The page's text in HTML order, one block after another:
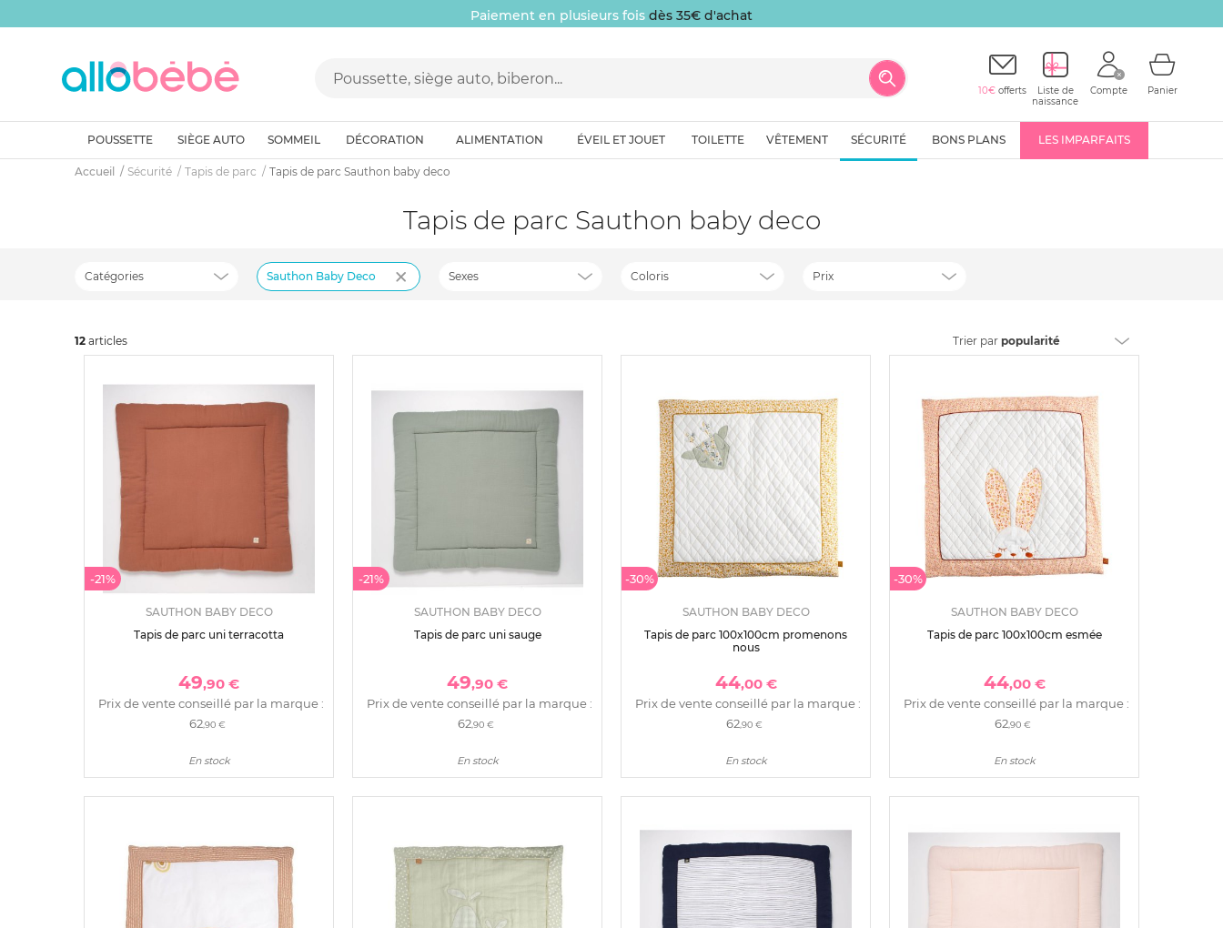
Paiement en plusieurs fois dès 35€ d'achat
10€ offerts
Liste de
naissance
Compte Panier
POUSSETTE SIÈGE AUTO SOMMEIL DÉCORATION ALIMENTATION ÉVEIL ET JOUET TOILETTE VÊTEMENT SÉCURITÉ BONS PLANS LES IMPARFAITS
Accueil Sécurité Tapis de parc Tapis de parc Sauthon baby deco
Tapis de parc Sauthon baby deco
Catégories Sauthon Baby Deco Sexes Coloris Prix
12 articles Trier par popularité
-21%
SAUTHON BABY DECO
Tapis de parc uni terracotta
49,90 €
Prix de vente conseillé par la marque :
62,90 €
En stock
-21%
SAUTHON BABY DECO
Tapis de parc uni sauge
49,90 €
Prix de vente conseillé par la marque :
62,90 €
En stock
-30%
SAUTHON BABY DECO
Tapis de parc 100x100cm promenons
nous
44,00 €
Prix de vente conseillé par la marque :
62,90 €
En stock
-30%
SAUTHON BABY DECO
Tapis de parc 100x100cm esmée
44,00 €
Prix de vente conseillé par la marque :
62,90 €
En stock